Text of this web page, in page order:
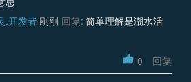
.开发者 刚刚 回复: 简单理解是潮水活
0 回复